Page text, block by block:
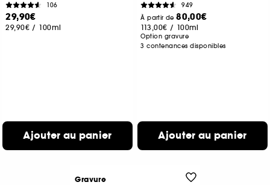
106
29,90€
29,90€ / 100ml
Ajouter au panier
949
À partir de80,00€
113,00€ / 100ml
Option gravure
3 contenances disponibles
Ajouter au panier
Gravure